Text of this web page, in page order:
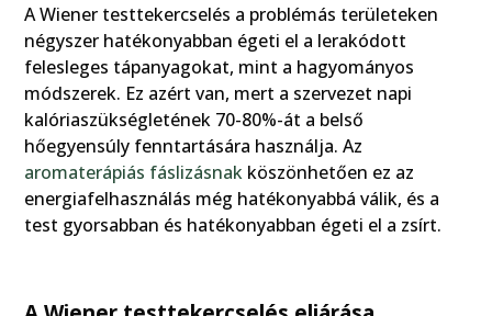
A Wiener testtekercselés a problémás területeken
négyszer hatékonyabban égeti el a lerakódott
felesleges tápanyagokat, mint a hagyományos
módszerek. Ez azért van, mert a szervezet napi
kalóriaszükségletének 70-80%-át a belső
hőegyensúly fenntartására használja. Az
aromaterápiás fáslizásnak köszönhetően ez az
energiafelhasználás még hatékonyabbá válik, és a
test gyorsabban és hatékonyabban égeti el a zsírt.